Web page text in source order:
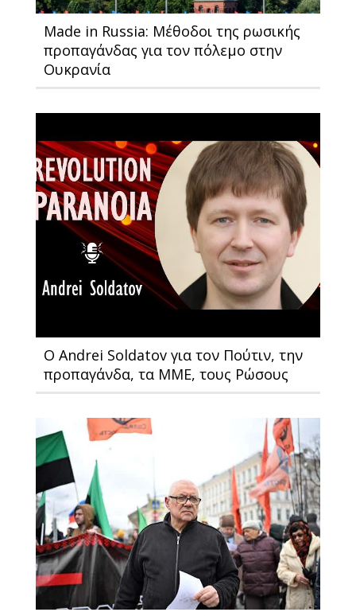
Made in Russia: Μέθοδοι της ρωσικής
προπαγάνδας για τον πόλεμο στην
Ουκρανία
Ο Andrei Soldatov για τον Πούτιν, την
προπαγάνδα, τα ΜΜΕ, τους Ρώσους